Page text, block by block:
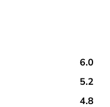
6.0
5.2
4.8